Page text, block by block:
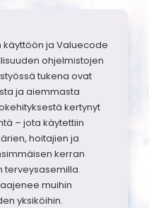
käyttöön ja Valuecode
ohjelmistojen
tukena ovat
ja aiemmasta
kertynyt
– jota käytettiin
hoitajien ja
kerran
terveysasemilla.
muihin
yksiköihin.